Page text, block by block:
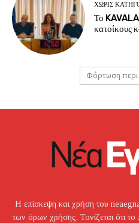
ΧΩΡΊΣ
Το
κατοίκους
Φόρτωση
Η επίσκεψη και χρήση του
των όρων χρήσης. Τονίζεται ότι το